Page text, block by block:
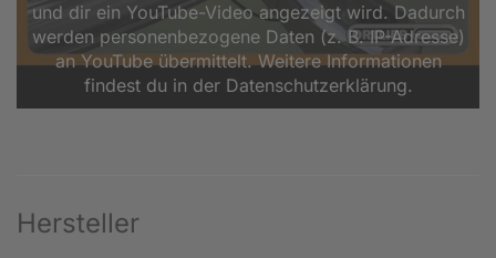
und dir ein YouTube-Video angezeigt wird. Dadurch
werden personenbezogene Daten (z. B. IP-Adresse)
an YouTube übermittelt. Weitere Informationen
findest du in der Datenschutzerklärung.
Hersteller